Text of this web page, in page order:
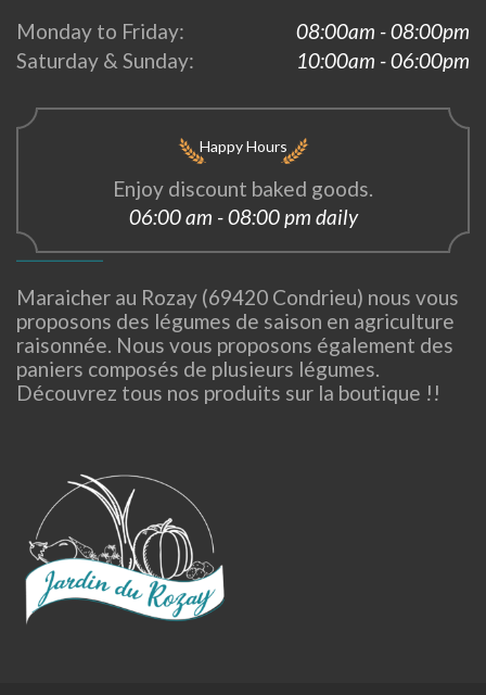
Monday to Friday:
08:00am - 08:00pm
Saturday & Sunday:
10:00am - 06:00pm
Happy Hours
Enjoy discount baked goods.
06:00 am - 08:00 pm daily
Maraicher au Rozay (69420 Condrieu) nous vous
proposons des légumes de saison en agriculture
raisonnée. Nous vous proposons également des
paniers composés de plusieurs légumes.
Découvrez tous nos produits sur la boutique !!